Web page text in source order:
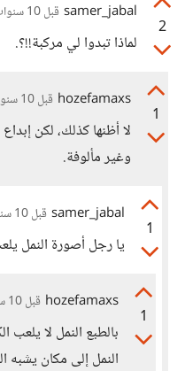
2
samer_jabal قبل 10 سنوات
لماذا تبدوا لي مركبة!!؟.
1
hozefamaxs قبل 10 سنوات
لا أظنها كذلك، لكن
وغير مألوفة.
1
samer_jabal قبل 10 سنوات
يا رجل أصورة النمل
1
hozefamaxs قبل 10 سنوات
بالطبع النمل لا
النمل إلى مكان